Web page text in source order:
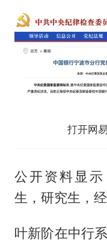
打开网
公开资料显示
生，研究生，
叶新阶在中行